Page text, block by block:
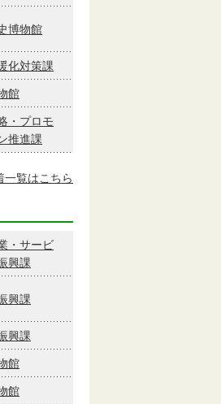
博物館
化対策課
館
・プロモ
推進課
一覧はこちら
・サービ
興課
興課
興課
館
館